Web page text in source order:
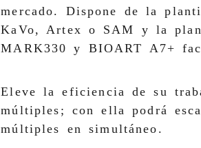
mercado. Dispone de la
KaVo, Artex o SAM y la
MARK330 y BIOART A7+
Eleve la eficiencia de su
múltiples; con ella podrá
múltiples en simultáneo.